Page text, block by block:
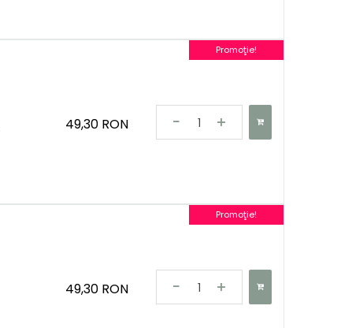
Promoţie!
49,30 RON
Promoţie!
49,30 RON